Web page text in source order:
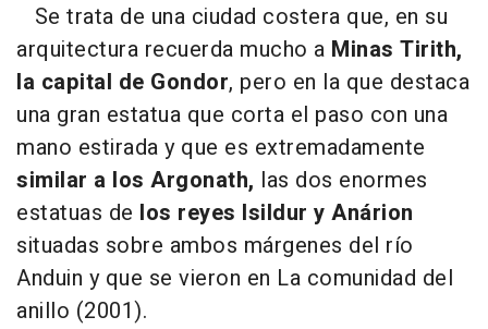
Se trata de una ciudad costera que, en su
arquitectura recuerda mucho a Minas Tirith,
la capital de Gondor, pero en la que destaca
una gran estatua que corta el paso con una
mano estirada y que es extremadamente
similar a los Argonath, las dos enormes
estatuas de los reyes Isildur y Anárion
situadas sobre ambos márgenes del río
Anduin y que se vieron en La comunidad del
anillo (2001).